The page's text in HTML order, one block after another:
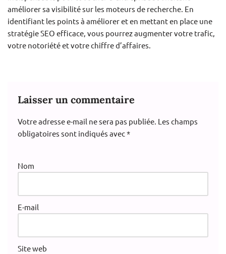
améliorer sa visibilité sur les moteurs de recherche. En
identifiant les points à améliorer et en mettant en place une
stratégie SEO efficace, vous pourrez augmenter votre trafic,
votre notoriété et votre chiffre d’affaires.
Laisser un commentaire
Votre adresse e-mail ne sera pas publiée. Les champs
obligatoires sont indiqués avec*
Nom
E-mail
Site web
A
lt
n
ti
v